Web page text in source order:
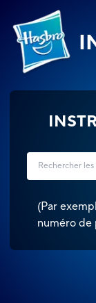
(Par
numéro de